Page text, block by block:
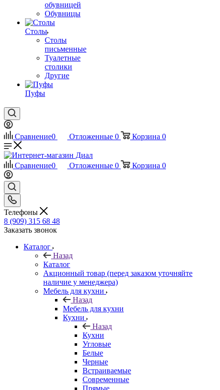
обувницей
Обувницы
Столы
Столы
письменные
Туалетные
столики
Другие
Пуфы
Сравнение0 Отложенные 0 Корзина 0
Сравнение0 Отложенные 0 Корзина 0
Телефоны
8 (909) 315 68 48
Заказать звонок
Каталог
Назад
Каталог
Акционный товар (перед заказом уточняйте
наличие у менеджера)
Мебель для кухни
Назад
Мебель для кухни
Кухни
Назад
Кухни
Угловые
Белые
Черные
Встраиваемые
Современные
Прямые